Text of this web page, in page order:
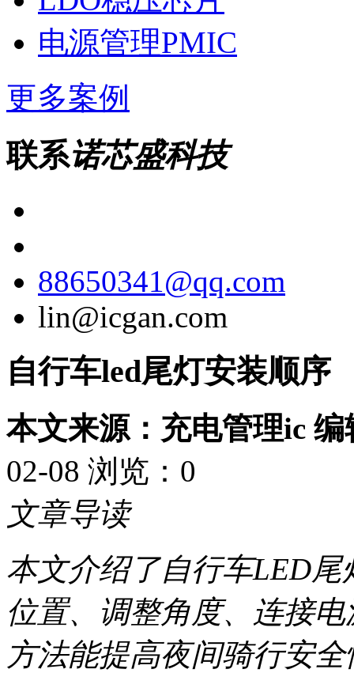
电源管理PMIC
更多案例
联系诺芯盛科技
88650341@qq.com
lin@icgan.com
自行车led尾灯安装顺序
本文来源：充电管理ic
02-08 浏览： 0
文章导读
本文介绍了自行车LED
位置、调整角度、连接
方法能提高夜间骑行安